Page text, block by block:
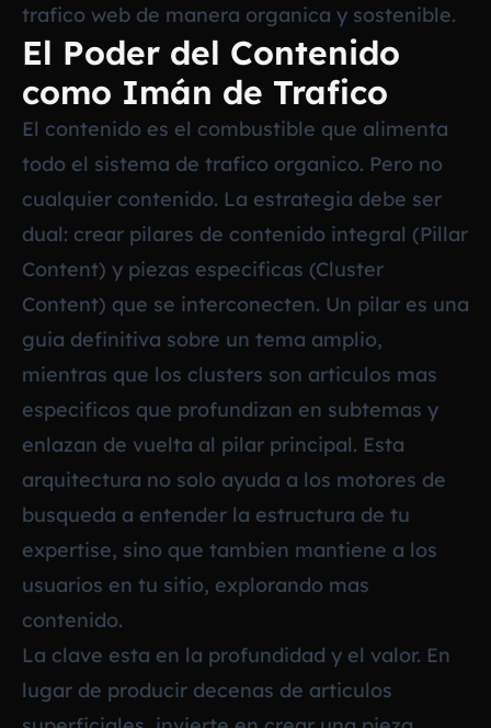
trafico web de manera organica y sostenible.
El Poder del Contenido
como Imán de Trafico
El contenido es el combustible que alimenta
todo el sistema de trafico organico. Pero no
cualquier contenido. La estrategia debe ser
dual: crear pilares de contenido integral (Pillar
Content) y piezas especificas (Cluster
Content) que se interconecten. Un pilar es una
guia definitiva sobre un tema amplio,
mientras que los clusters son articulos mas
especificos que profundizan en subtemas y
enlazan de vuelta al pilar principal. Esta
arquitectura no solo ayuda a los motores de
busqueda a entender la estructura de tu
expertise, sino que tambien mantiene a los
usuarios en tu sitio, explorando mas
contenido.
La clave esta en la profundidad y el valor. En
lugar de producir decenas de articulos